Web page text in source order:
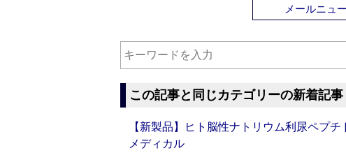
メールニュ
この記事と同じカテゴリーの新着記事
【新製品】ヒト脳性ナトリウム利尿ペプ
メディカル